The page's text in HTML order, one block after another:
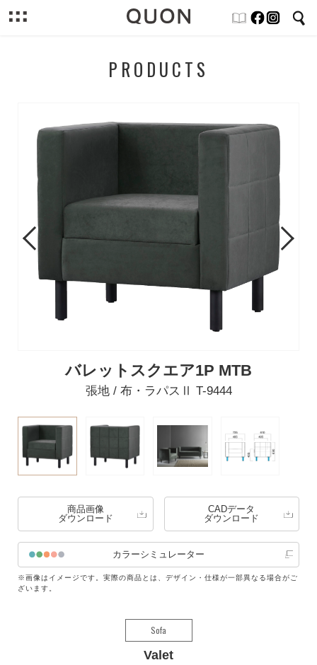
PRODUCTS
Previous
バレットスクエア1P MTB
張地 / 布・ラパスⅡ T-9444
Next
商品画像
ダウンロード
CADデータ
ダウンロード
カラーシミュレーター
※画像はイメージです。実際の商品とは、デザイン・仕様が一部異なる場合がご
ざいます。
Sofa
Valet